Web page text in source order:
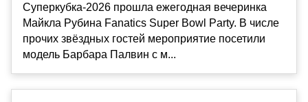
Суперкубка-2026 прошла ежегодная вечеринка
Майкла Рубина Fanatics Super Bowl Party. В числе
прочих звёздных гостей мероприятие посетили
модель Барбара Палвин с м...